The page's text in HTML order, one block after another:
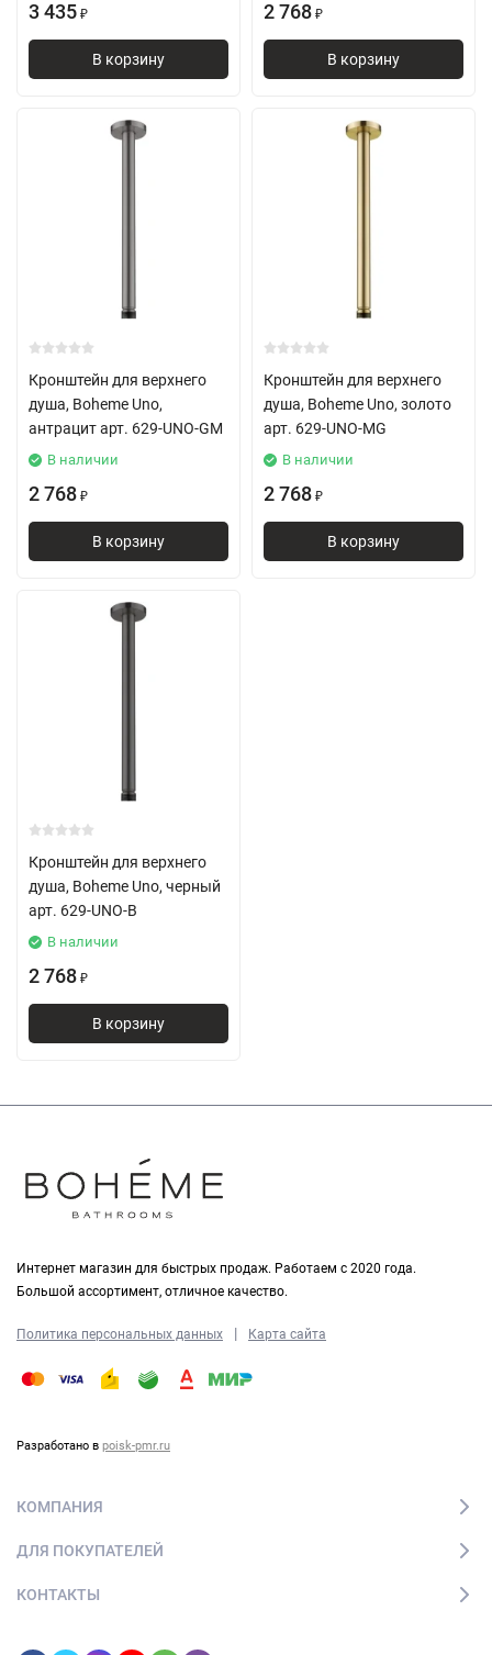
3 435 ₽
В корзину
2 768 ₽
В корзину
Кронштейн для верхнего
душа, Boheme Uno,
антрацит арт. 629-UNO-GM
В наличии
2 768 ₽
В корзину
Кронштейн для верхнего
душа, Boheme Uno, золото
арт. 629-UNO-MG
В наличии
2 768 ₽
В корзину
Кронштейн для верхнего
душа, Boheme Uno, черный
арт. 629-UNO-B
В наличии
2 768 ₽
В корзину
Интернет магазин для быстрых продаж. Работаем с 2020 года.
Большой ассортимент, отличное качество.
Политика персональных данных | Карта сайта
Разработано в poisk-pmr.ru
КОМПАНИЯ
ДЛЯ ПОКУПАТЕЛЕЙ
КОНТАКТЫ